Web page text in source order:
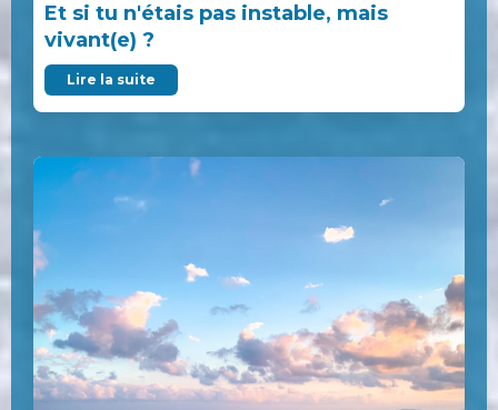
Et si tu n'étais pas instable, mais
vivant(e) ?
Lire la suite